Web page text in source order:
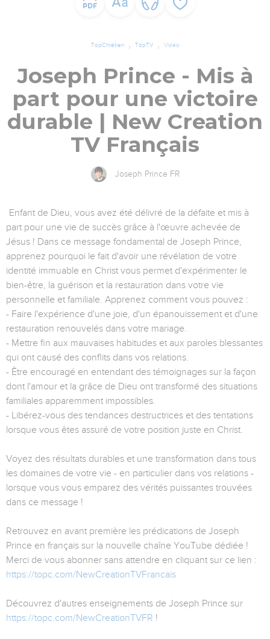
TopChrétien TopTV Vidéo
Joseph Prince - Mis à
part pour une victoire
durable | New Creation
TV Français
Joseph Prince FR
Enfant de Dieu, vous avez été délivré de la défaite et mis à
part pour une vie de succès grâce à l'œuvre achevée de
Jésus ! Dans ce message fondamental de Joseph Prince,
apprenez pourquoi le fait d'avoir une révélation de votre
identité immuable en Christ vous permet d'expérimenter le
bien-être, la guérison et la restauration dans votre vie
personnelle et familiale. Apprenez comment vous pouvez :
- Faire l'expérience d'une joie, d'un épanouissement et d'une
restauration renouvelés dans votre mariage.
- Mettre fin aux mauvaises habitudes et aux paroles blessantes
qui ont causé des conflits dans vos relations.
- Être encouragé en entendant des témoignages sur la façon
dont l'amour et la grâce de Dieu ont transformé des situations
familiales apparemment impossibles.
- Libérez-vous des tendances destructrices et des tentations
lorsque vous êtes assuré de votre position juste en Christ.
Voyez des résultats durables et une transformation dans tous
les domaines de votre vie - en particulier dans vos relations -
lorsque vous vous emparez des vérités puissantes trouvées
dans ce message !
Retrouvez en avant première les prédications de Joseph
Prince en français sur la nouvelle chaîne YouTube dédiée !
Merci de vous abonner sans attendre en cliquant sur ce lien :
https://topc.com/NewCreationTVFrancais
Découvrez d'autres enseignements de Joseph Prince sur
https://topc.com/NewCreationTVFR !